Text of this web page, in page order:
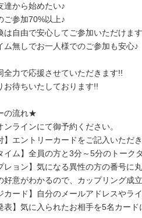
達から始めたい♪
ご参加70%以上♪
は自由で安心してご参加いただけま
ム無しでお一人様でのご参加も安心♪
全力で応援させていただきます!!
お待ちいたしております!!
の流れ★
ンラインにて御予約ください。
】エントリーカードをご記入いただき
イム】全員の方と3分～5分のトーク
レョン】気になる異性の方の番号に
好意がわかるので、カップリング成立
カード】自分のメールアドレスやラ
表】気に入られたお相手を5名カー